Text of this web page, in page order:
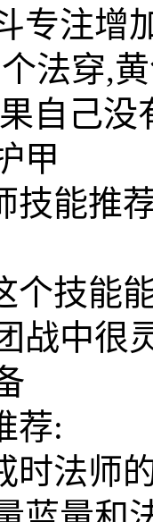
专注增
法穿,
自己没
甲
技能推
个技能
战中很
荐:
时法师